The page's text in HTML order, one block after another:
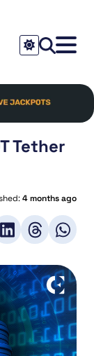
Tether
4 months ago